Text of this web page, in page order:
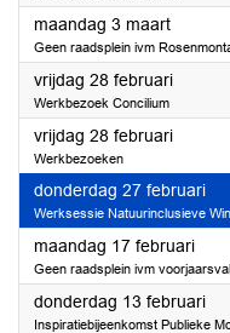
maandag 3 maart2025
Geen raadsplein ivm
vrijdag 28 februari2025
Werkbezoek Concilium
vrijdag 28 februari2025
Werkbezoeken
donderdag 27 februari
Werksessie Natuurinclusieve
maandag 17 februari2025
Geen raadsplein ivm
donderdag 13 februari
Inspiratiebijeenkomst Publieke